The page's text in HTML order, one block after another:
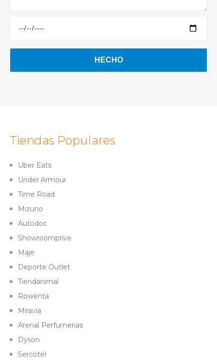
Tiendas Populares
Uber Eats
Under Armour
Time Road
Mizuno
Autodoc
Showroomprive
Maje
Deporte Outlet
Tiendanimal
Rowenta
Miravia
Arenal Perfumerias
Dyson
Sercotel